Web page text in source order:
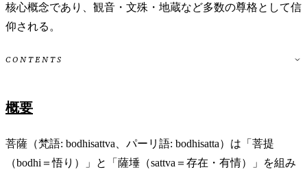
核心概念であり、観音・文殊・地蔵など多数の尊格として信
仰される。
CONTENTS
概要
菩薩（梵語: bodhisattva、パーリ語: bodhisatta）は「菩提
（bodhi＝悟り）」と「薩埵（sattva＝存在・有情）」を組み